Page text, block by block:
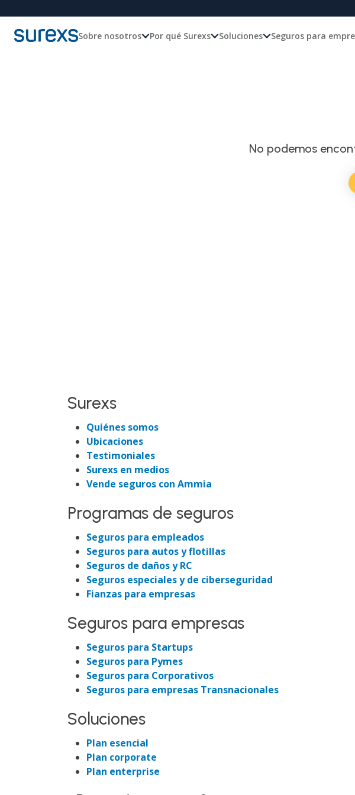
Sobre nosotros Por qué Surexs Soluciones Seguros para
No podemos
Surexs
Quiénes somos
Ubicaciones
Testimoniales
Surexs en medios
Vende seguros con Ammia
Programas de seguros
Seguros para empleados
Seguros para autos y flotillas
Seguros de daños y RC
Seguros especiales y de ciberseguridad
Fianzas para empresas
Seguros para empresas
Seguros para Startups
Seguros para Pymes
Seguros para Corporativos
Seguros para empresas Transnacionales
Soluciones
Plan esencial
Plan corporate
Plan enterprise